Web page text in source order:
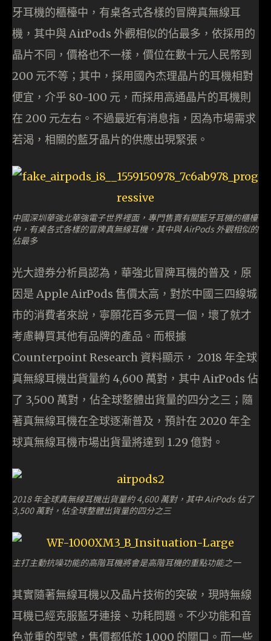
牙耳機的櫃檯中，有桌各式各樣的冒牌真無線耳
機，其中與 AirPods 外觀相似的佔最多，依採用的
晶片不同，價格也不一樣，價位在數十元人民幣到
200 元不等；其中，採用國內杰理晶片的耳機相對
便宜，介乎 80-100 元，而採用高通晶片的耳機則
在 200 元左右。不過最近有消息指，因為市場需求
若渴，相關的藍牙晶片的供應出現緊張。
中國深圳華強北華強電子世界裡面，專門售賣有關藍牙耳機的櫃檯
中，有桌各式各樣的冒牌真無線耳機，其中與 AirPods 外觀相似的
佔最多
光大證券分析員認為，華強北冒牌耳機的普及，原
因是 Apple AirPods 售價太高，對於中國三四線城
市的消費者來說，寧願花百多元買一個，壞了就才
考慮轉買其他有品牌的產品。而根據
Counterpoint Research 資料顯示， 2018 年全球
真無線耳機出貨量約 4,600 萬對，其中 AirPods 佔
了 3,500 萬對，佔全球整體出貨量的四分之三；隨
著真無線耳機在全球逐漸普及，預計在 2020 年全
球真無線耳機市場出貨量將達到 1.29 億對。
2018 年全球真無線耳機出貨量約 4,600 萬對，其中 AirPods 佔了
3,500 萬對，佔全球整體出貨量的四分之三
主打主動抗噪功能的高階耳機將會是高階耳機的重點功能之一
其實隨著無線耳機以及晶片技術的突破，現時無線
耳機已經克服藍牙連接、功耗問題。不少功能和音
色並重的型號，售價都低於 1,000 的關口。而一些